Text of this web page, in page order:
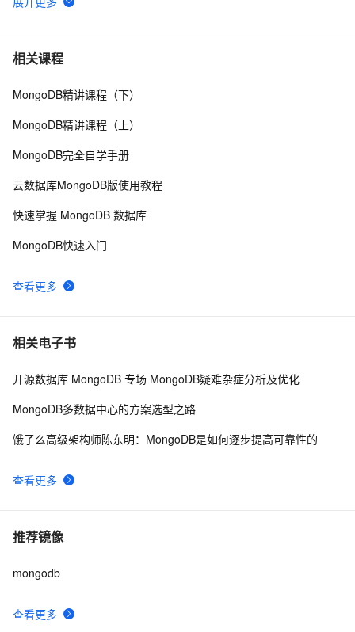
6 mongodb查询100万数据如何查询快速
7 MongoDB的选举过程
8 全托管flink-vvp 自定义mongodb-cdc-connector实践
10mongoDB Indexing Advice
相关课程
查看更多
MongoDB精讲课程（下）
MongoDB精讲课程（上）
MongoDB完全自学手册
云数据库MongoDB版使用教程
快速掌握 MongoDB 数据库
MongoDB快速入门
相关电子书
查看更多
开源数据库 MongoDB 专场 MongoDB疑难杂症分析及优化
MongoDB多数据中心的方案选型之路
饿了么高级架构师陈东明：MongoDB是如何逐步提高可靠性的
推荐镜像
查看更多
mongodb